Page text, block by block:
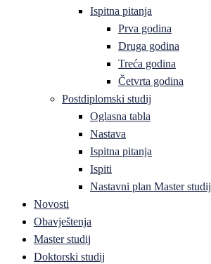
Ispitna pitanja
Prva godina
Druga godina
Treća godina
Četvrta godina
Postdiplomski studij
Oglasna tabla
Nastava
Ispitna pitanja
Ispiti
Nastavni plan Master studij
Novosti
Obavještenja
Master studij
Doktorski studij